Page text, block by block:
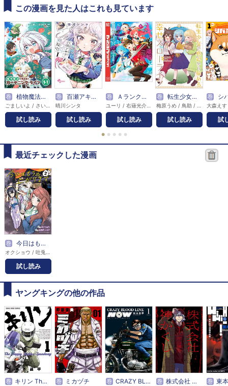
この漫画を見た人はこれも見ています
巻 植物魔法で気ままにガーデニング・ライフ ～ハクと精霊さんたちの植物園～ 連載版
試し読み
巻 百瀬アキラの初恋破綻中。
晴川シンタ
試し読み
巻 Ａランクパーティを離脱した俺は、元教え子たちと迷宮深部を目指す。
試し読み
巻 転生少女の底辺から始める幸せスローライフ
試し読み
巻 シバ
大森えす
試
● ● ● ● ●
最近チェックした漫画
巻 今日はもう上がります
試し読み
ヤングキングの他の作品
巻 キリン The Happy Ridder Speedway 巻 ミカヅチ 巻 CRAZY BLOOD LINE NOW 巻 株式会社 神かくし 巻 東本昌平